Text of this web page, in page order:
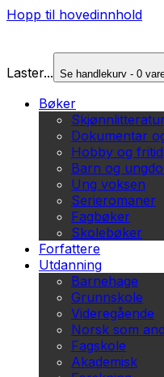
Hopp til hovedinnhold
Laster... Se handlekurv - 0
Bøker
Dokumentar
Hobby og fritid
Barn og
Ung voksen
Serieromaner
Fagbøker
Skolebøker
Forfattere
Utdanning
Barnehage
Grunnskole
Videregående
Norsk som
Fagskole
Akademisk